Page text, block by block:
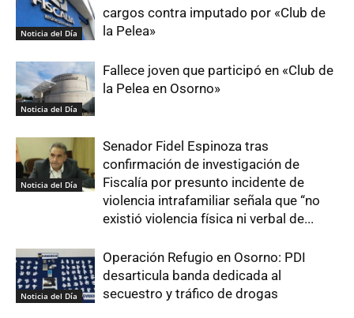
Noticia del Día
cargos contra imputado por «Club de
la Pelea»
Noticia del Día
Fallece joven que participó en «Club de
la Pelea en Osorno»
Noticia del Día
Senador Fidel Espinoza tras
confirmación de investigación de
Fiscalía por presunto incidente de
violencia intrafamiliar señala que “no
existió violencia física ni verbal de...
Noticia del Día
Operación Refugio en Osorno: PDI
desarticula banda dedicada al
secuestro y tráfico de drogas